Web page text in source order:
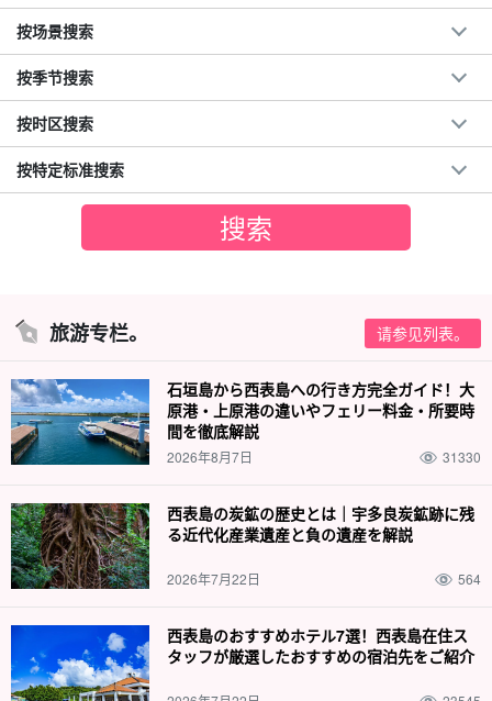
按场景搜索
按季节搜索
按时区搜索
按特定标准搜索
旅游专栏。 请参见列表。
石垣島から西表島への行き方完全ガイド！大
原港・上原港の違いやフェリー料金・所要時
間を徹底解説
2026年8月7日 31330
西表島の炭鉱の歴史とは｜宇多良炭鉱跡に残
る近代化産業遺産と負の遺産を解説
2026年7月22日 564
西表島のおすすめホテル7選！西表島在住ス
タッフが厳選したおすすめの宿泊先をご紹介